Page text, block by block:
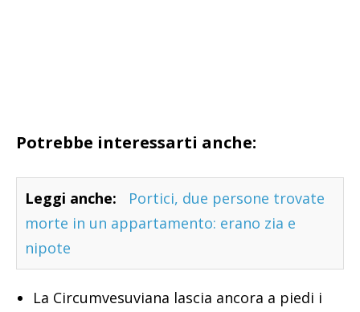
Potrebbe interessarti anche:
Leggi anche:
Portici, due persone trovate
morte in un appartamento: erano zia e
nipote
La Circumvesuviana lascia ancora a piedi i